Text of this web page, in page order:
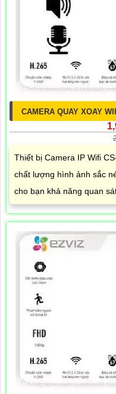
CAMERA QUAY XOAY
Thiết bị Camera IP Wifi
chất lượng hình ảnh sắc
cho bạn khả năng quan